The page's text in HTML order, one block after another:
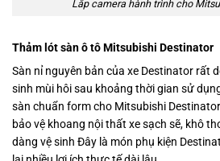
Lắp camera hành trình cho
Thảm lót sàn ô tô Mitsubishi Destinator
Sàn nỉ nguyên bản của xe Destinator rất
sinh mùi hôi sau khoảng thời gian sử
sàn chuẩn form cho Mitsubishi
bảo vệ khoang nội thất xe sạch sẽ, khô
dàng vệ sinh Đây là món phụ kiện